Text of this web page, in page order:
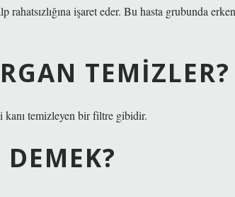
işaret eder. Bu hasta grubunda erken
TEMIZLER?
kanı temizleyen bir filtre gibidir.